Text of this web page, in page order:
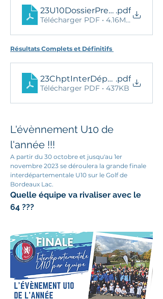
23U10DossierPresseFinalVF
.pdf
Télécharger PDF • 4.16MB
Résultats Complets et Définitifs
.pdf
Télécharger PDF • 437KB
L'évènnement U10 de
l'année !!!
A partir du 30 octobre et jusqu'au 1er
novembre 2023 se déroulera la grande finale
interdépartementale U10 sur le Golf de
Bordeaux Lac.
Quelle équipe va rivaliser avec le
64 ???